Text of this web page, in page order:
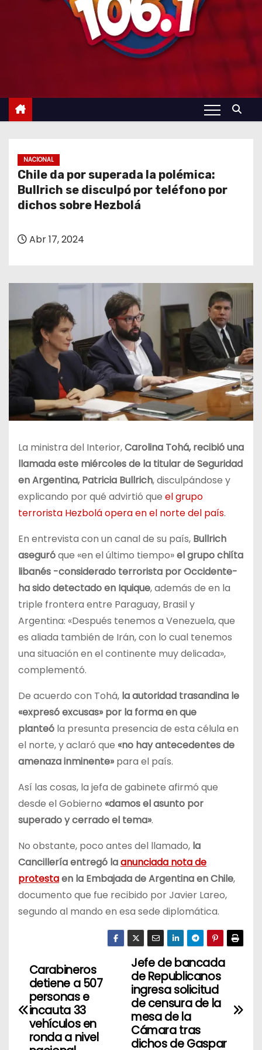
NACIONAL
Chile da por superada la polémica:
Bullrich se disculpó por teléfono por
dichos sobre Hezbolá
Abr 17, 2024
La ministra del Interior,Carolina Tohá, recibió una
llamada este miércoles de la titular de Seguridad
en Argentina, Patricia Bullrich, disculpándose y
explicando por qué advirtió que el grupo
terrorista Hezbolá opera en el norte del país.
En entrevista con un canal de su país, Bullrich
aseguróque «en el último tiempo»el grupo chiíta
libanés -considerado terrorista por Occidente-
ha sido detectado en Iquique, además de en la
triple frontera entre Paraguay, Brasil y
Argentina: «Después tenemos a Venezuela, que
es aliada también de Irán, con lo cual tenemos
una situación en el continente muy delicada»,
complementó.
De acuerdo con Tohá, la autoridad trasandina le
«expresó excusas» por la forma en que
planteó la presunta presencia de esta célula en
el norte, y aclaró que «no hay antecedentes de
amenaza inminente»para el país.
Así las cosas, la jefa de gabinete afirmó que
desde el Gobierno «damos el asunto por
superado y cerrado el tema».
No obstante, poco antes del llamado, la
Cancillería entregó laanunciada nota de
protestaen la Embajada de Argentina en Chile,
documento que fue recibido por Javier Lareo,
segundo al mando en esa sede diplomática.
N
v
Jefe de bancada
de Republicanos
ingresa solicitud
de censura de la
mesa de la
Cámara tras
dichos de Gaspar
Carabineros
detiene a 507
personas e
incauta 33
vehículos en
ronda a nivel